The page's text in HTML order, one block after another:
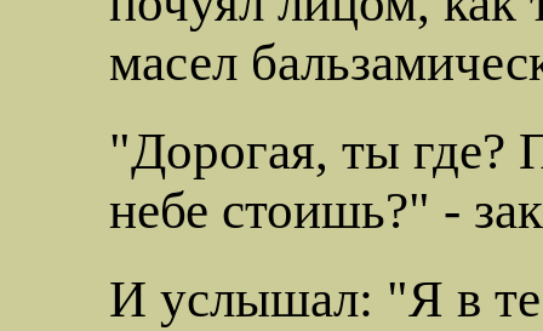
масел
"Дорогая, ты где?
небе стоишь?" -
И услышал: "Я в